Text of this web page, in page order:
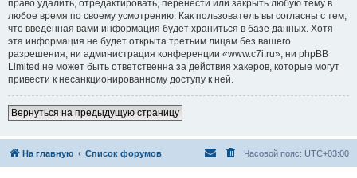
право удалить, отредактировать, перенести или закрыть любую тему в
любое время по своему усмотрению. Как пользователь вы согласны с тем,
что введённая вами информация будет храниться в базе данных. Хотя
эта информация не будет открыта третьим лицам без вашего
разрешения, ни администрация конференции «www.c7i.ru», ни phpBB
Limited не может быть ответственна за действия хакеров, которые могут
привести к несанкционированному доступу к ней.
Вернуться на предыдущую страницу
На главную Список форумов Часовой пояс: UTC+03:00